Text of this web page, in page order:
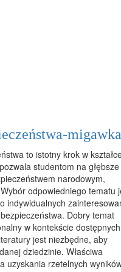
migawka
to istotny krok w
studentom na głębsze
narodowym,
odpowiedniego tematu
indywidualnych
Dobry temat
w kontekście dostępnych
jest niezbędne, aby
dziedzinie. Właściwa
uzyskania rzetelnych